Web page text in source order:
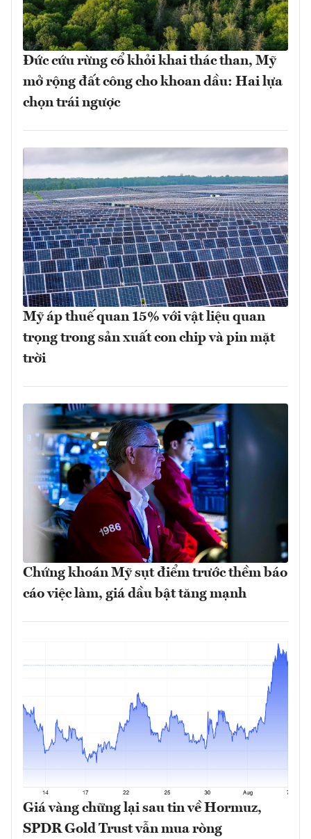
Đức cứu rừng cổ khỏi khai thác than, Mỹ
mở rộng đất công cho khoan dầu: Hai lựa
chọn trái ngược
Mỹ áp thuế quan 15% với vật liệu quan
trọng trong sản xuất con chip và pin mặt
trời
Chứng khoán Mỹ sụt điểm trước thềm báo
cáo việc làm, giá dầu bật tăng mạnh
Giá vàng chững lại sau tin về Hormuz,
SPDR Gold Trust vẫn mua ròng